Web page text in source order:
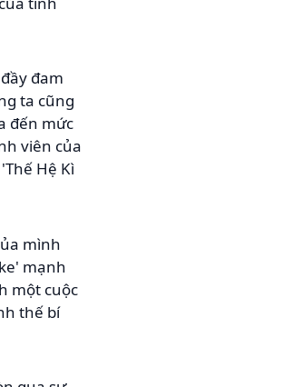
đam
ta cũng
đến mức
viên của
Hệ Kì
mình
mạnh
một cuộc
thế bí